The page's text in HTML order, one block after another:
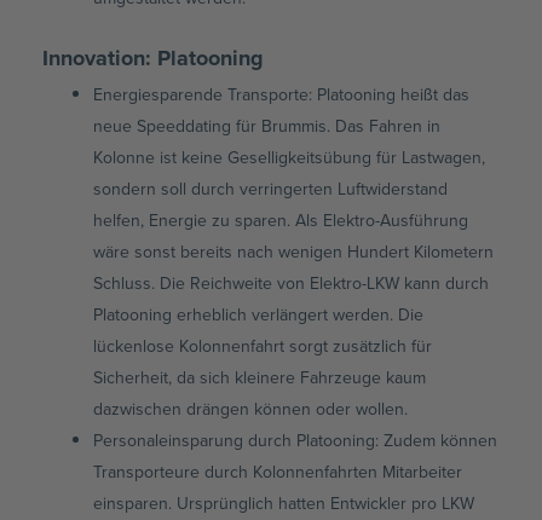
Innovation: Platooning
Energiesparende Transporte: Platooning heißt das
neue Speeddating für Brummis. Das Fahren in
Kolonne ist keine Geselligkeitsübung für Lastwagen,
sondern soll durch verringerten Luftwiderstand
helfen, Energie zu sparen. Als Elektro-Ausführung
wäre sonst bereits nach wenigen Hundert Kilometern
Schluss. Die Reichweite von Elektro-LKW kann durch
Platooning erheblich verlängert werden. Die
lückenlose Kolonnenfahrt sorgt zusätzlich für
Sicherheit, da sich kleinere Fahrzeuge kaum
dazwischen drängen können oder wollen.
Personaleinsparung durch Platooning: Zudem können
Transporteure durch Kolonnenfahrten Mitarbeiter
einsparen. Ursprünglich hatten Entwickler pro LKW